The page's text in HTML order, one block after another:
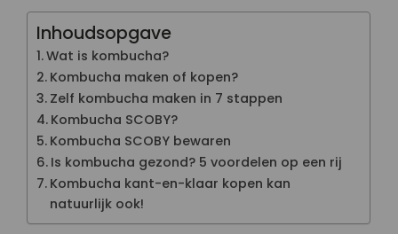
Inhoudsopgave
Wat is kombucha?
Kombucha maken of kopen?
Zelf kombucha maken in 7 stappen
Kombucha SCOBY?
Kombucha SCOBY bewaren
Is kombucha gezond? 5 voordelen op een rij
Kombucha kant-en-klaar kopen kan
natuurlijk ook!